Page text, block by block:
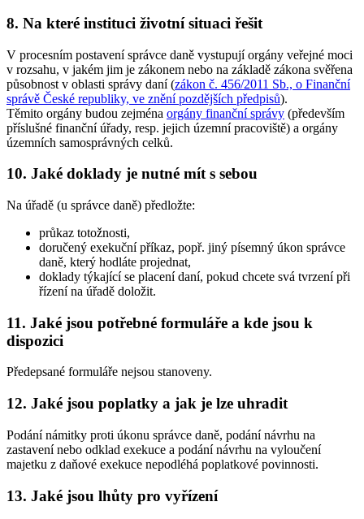
8. Na které instituci životní situaci řešit
V procesním postavení správce daně vystupují orgány veřejné moci
v rozsahu, v jakém jim je zákonem nebo na základě zákona svěřena
působnost v oblasti správy daní (zákon č. 456/2011 Sb., o Finanční
správě České republiky, ve znění pozdějších předpisů).
Těmito orgány budou zejména orgány finanční správy (především
příslušné finanční úřady, resp. jejich územní pracoviště) a orgány
územních samosprávných celků.
10. Jaké doklady je nutné mít s sebou
Na úřadě (u správce daně) předložte:
průkaz totožnosti,
doručený exekuční příkaz, popř. jiný písemný úkon správce
daně, který hodláte projednat,
doklady týkající se placení daní, pokud chcete svá tvrzení při
řízení na úřadě doložit.
11. Jaké jsou potřebné formuláře a kde jsou k
dispozici
Předepsané formuláře nejsou stanoveny.
12. Jaké jsou poplatky a jak je lze uhradit
Podání námitky proti úkonu správce daně, podání návrhu na
zastavení nebo odklad exekuce a podání návrhu na vyloučení
majetku z daňové exekuce nepodléhá poplatkové povinnosti.
13. Jaké jsou lhůty pro vyřízení